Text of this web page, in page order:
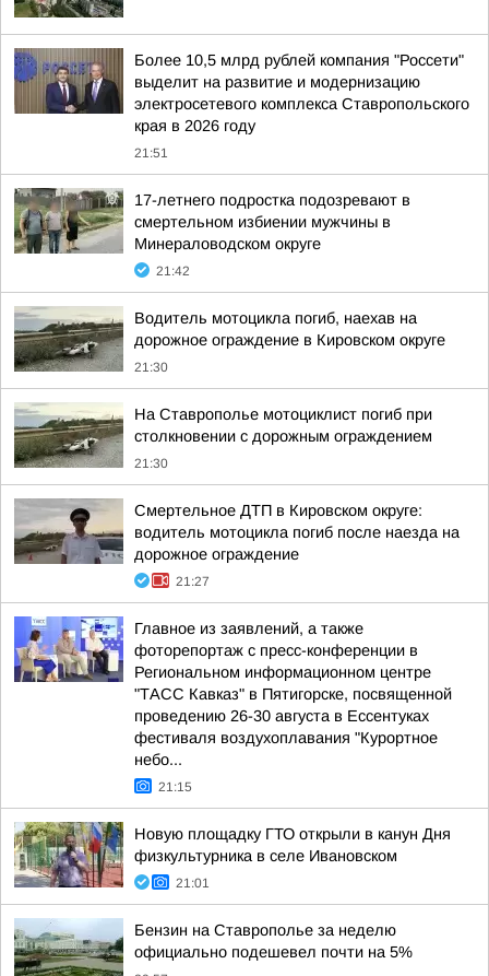
Более 10,5 млрд рублей компания "Россети"
выделит на развитие и модернизацию
электросетевого комплекса Ставропольского
края в 2026 году
21:51
17-летнего подростка подозревают в
смертельном избиении мужчины в
Минераловодском округе
21:42
Водитель мотоцикла погиб, наехав на
дорожное ограждение в Кировском округе
21:30
На Ставрополье мотоциклист погиб при
столкновении с дорожным ограждением
21:30
Смертельное ДТП в Кировском округе:
водитель мотоцикла погиб после наезда на
дорожное ограждение
21:27
Главное из заявлений, а также
фоторепортаж с пресс-конференции в
Региональном информационном центре
"ТАСС Кавказ" в Пятигорске, посвященной
проведению 26-30 августа в Ессентуках
фестиваля воздухоплавания "Курортное
небо...
21:15
Новую площадку ГТО открыли в канун Дня
физкультурника в селе Ивановском
21:01
Бензин на Ставрополье за неделю
официально подешевел почти на 5%